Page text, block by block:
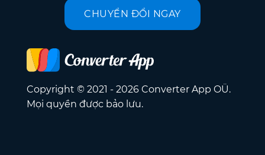
CHUYỂN ĐỔI NGAY
Copyright © 2021 - 2026 Converter App OÜ.
Mọi quyền được bảo lưu.